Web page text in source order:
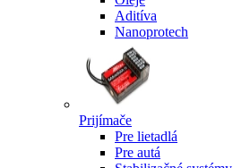
Aditíva
Nanoprotech
Prijímače
Pre lietadlá
Pre autá